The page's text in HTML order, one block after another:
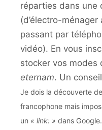
réparties dans une
(d’électro-
passant par
vidéo). En vous
stocker vos modes
eternam. Un
Je dois la découverte
francophone mais
un « link: » dans